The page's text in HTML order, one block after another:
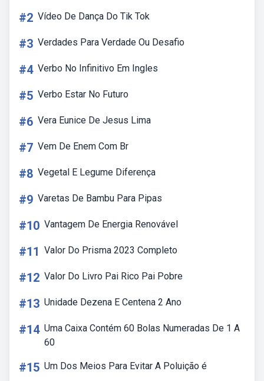
#2 Vídeo De Dança Do Tik Tok
#3 Verdades Para Verdade Ou Desafio
#4 Verbo No Infinitivo Em Ingles
#5 Verbo Estar No Futuro
#6 Vera Eunice De Jesus Lima
#7 Vem De Enem Com Br
#8 Vegetal E Legume Diferença
#9 Varetas De Bambu Para Pipas
#10 Vantagem De Energia Renovável
#11 Valor Do Prisma 2023 Completo
#12 Valor Do Livro Pai Rico Pai Pobre
#13 Unidade Dezena E Centena 2 Ano
#14 Uma Caixa Contém 60 Bolas Numeradas De 1 A
60
#15 Um Dos Meios Para Evitar A Poluição é